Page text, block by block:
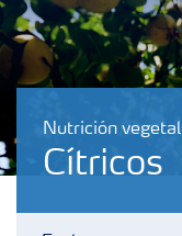
Nutrición vegetal
Cítricos